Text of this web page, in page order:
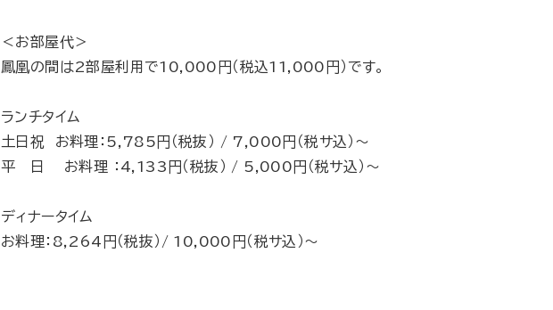
＜お部屋代＞
鳳凰の間は2部屋利用で10,000円（税込11,000円）です。
ランチタイム
土日祝 お料理：5,785円（税抜） / 7,000円（税サ込）～
平 日 お料理 ：4,133円（税抜） / 5,000円（税サ込）～
ディナータイム
お料理：8,264円（税抜）/ 10,000円（税サ込）～